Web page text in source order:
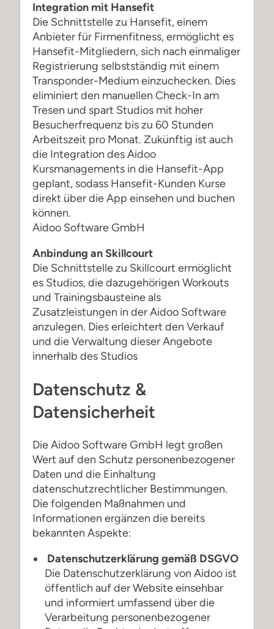
Integration mit Hansefit
Die Schnittstelle zu Hansefit, einem
Anbieter für Firmenfitness, ermöglicht es
Hansefit-Mitgliedern, sich nach einmaliger
Registrierung selbstständig mit einem
Transponder-Medium einzuchecken. Dies
eliminiert den manuellen Check-In am
Tresen und spart Studios mit hoher
Besucherfrequenz bis zu 60 Stunden
Arbeitszeit pro Monat. Zukünftig ist auch
die Integration des Aidoo
Kursmanagements in die Hansefit-App
geplant, sodass Hansefit-Kunden Kurse
direkt über die App einsehen und buchen
können.
Aidoo Software GmbH
Anbindung an Skillcourt
Die Schnittstelle zu Skillcourt ermöglicht
es Studios, die dazugehörigen Workouts
und Trainingsbausteine als
Zusatzleistungen in der Aidoo Software
anzulegen. Dies erleichtert den Verkauf
und die Verwaltung dieser Angebote
innerhalb des Studios
Datenschutz &
Datensicherheit
Die Aidoo Software GmbH legt großen
Wert auf den Schutz personenbezogener
Daten und die Einhaltung
datenschutzrechtlicher Bestimmungen.
Die folgenden Maßnahmen und
Informationen ergänzen die bereits
bekannten Aspekte:
Datenschutzerklärung gemäß DSGVO
Die Datenschutzerklärung von Aidoo ist
öffentlich auf der Website einsehbar
und informiert umfassend über die
Verarbeitung personenbezogener